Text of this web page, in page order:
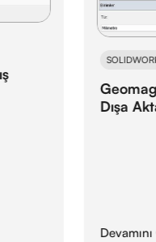
Dışa